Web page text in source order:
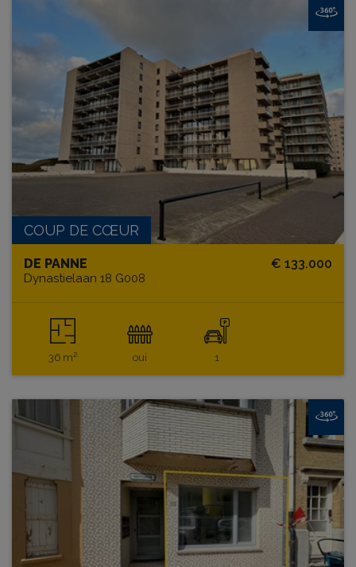
COUP DE CŒUR
€ 133.000
DE PANNE
Dynastielaan 18 G008
36 m² oui 1